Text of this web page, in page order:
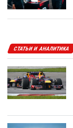
СТАТЬИ И АНАЛИТИКА